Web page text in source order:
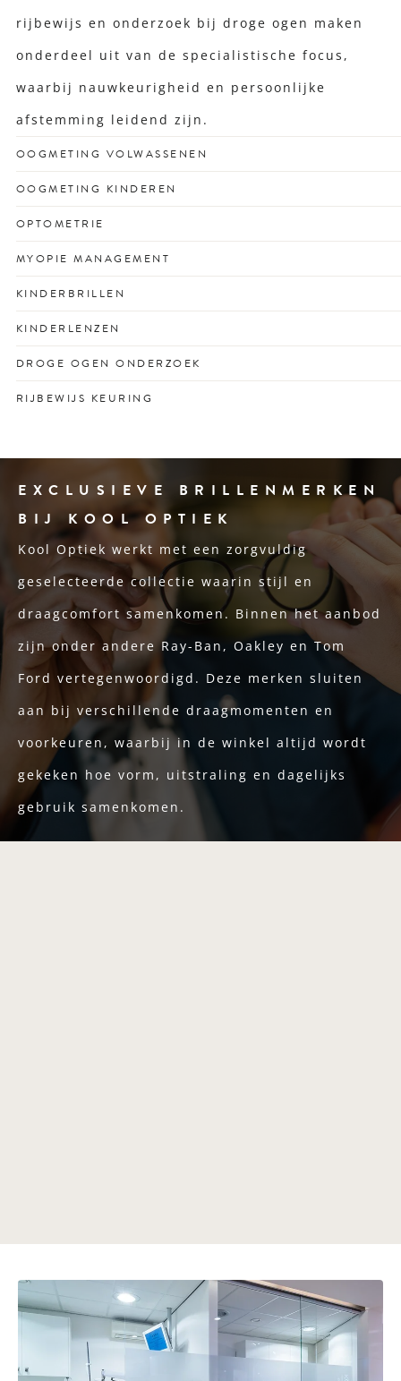
rijbewijs en onderzoek bij droge ogen maken
onderdeel uit van de specialistische focus,
waarbij nauwkeurigheid en persoonlijke
afstemming leidend zijn.
OOGMETING VOLWASSENEN
unieke kijkgedrag.
OOGMETING KINDEREN
schoolprestaties met vertrouwen.
OPTOMETRIE
van oogafwijkingen en ooggezondheidsproblemen.
MYOPIE MANAGEMENT
lenzen of glazen.
KINDERBRILLEN
passend bij elk gezicht en karakter.
KINDERLENZEN
ogen.
DROGE OGEN ONDERZOEK
RIJBEWIJS KEURING
EXCLUSIEVE BRILLENMERKEN
BIJ KOOL OPTIEK
Kool Optiek werkt met een zorgvuldig
geselecteerde collectie waarin stijl en
draagcomfort samenkomen. Binnen het aanbod
zijn onder andere Ray-Ban, Oakley en Tom
Ford vertegenwoordigd. Deze merken sluiten
aan bij verschillende draagmomenten en
voorkeuren, waarbij in de winkel altijd wordt
gekeken hoe vorm, uitstraling en dagelijks
gebruik samenkomen.